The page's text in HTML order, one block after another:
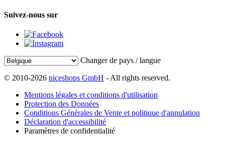
Suivez-nous sur
Changer de pays / langue
© 2010-2026 niceshops GmbH - All rights reserved.
Mentions légales et conditions d'utilisation
Protection des Données
Conditions Générales de Vente et politique d'annulation
Déclaration d'accessibilité
Paramètres de confidentialité